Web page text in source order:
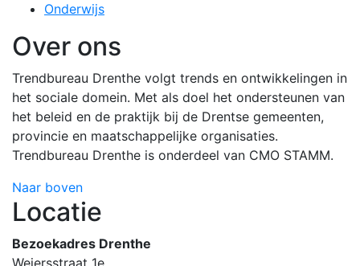
Onderwijs
Over ons
Trendbureau Drenthe volgt trends en ontwikkelingen in
het sociale domein. Met als doel het ondersteunen van
het beleid en de praktijk bij de Drentse gemeenten,
provincie en maatschappelijke organisaties.
Trendbureau Drenthe is onderdeel van CMO STAMM.
Naar boven
Locatie
Bezoekadres Drenthe